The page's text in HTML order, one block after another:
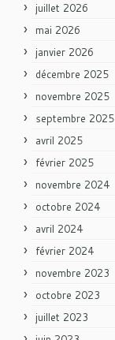
juillet 2026
mai 2026
janvier 2026
décembre 2025
novembre 2025
septembre 2025
avril 2025
février 2025
novembre 2024
octobre 2024
avril 2024
février 2024
novembre 2023
octobre 2023
juillet 2023